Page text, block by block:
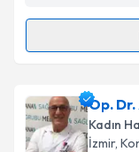
Randevu
Op. Dr.
oluşturun.
takvim
Op. Dr.
Kadın
İzmir,